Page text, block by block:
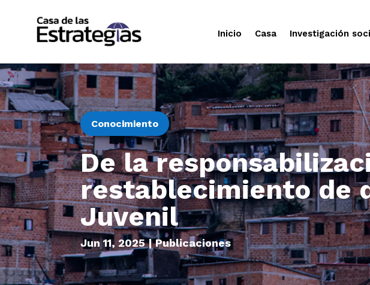
Inicio Casa Investigación
Conocimiento
De la
restablecimiento de
Juvenil
Jun 11, 2025|Publicaciones